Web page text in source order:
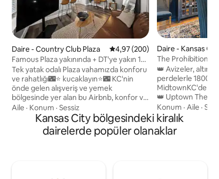
Daire - Country Club Plaza 5 üzerinden ortalama 4,97
4,97 (200)
Famous Plaza yakınında + DT'ye yakın 1
yatak odalı daire, mutfak + çalışma alanı
Tek yatak odalı Plaza vahamızda konforu
ve rahatlığı🌃⭐ kucaklayın⭐🌃 KC'nin
önde gelen alışveriş ve yemek
bölgesinde yer alan bu Airbnb, konfor ve
tarz sunuyor. Plaza'nın ünlü
mağazalarına🍝, restoranlarına ve
eğlence seçeneklerine kısa bir
yürüyüşün keyfini çıkarın👨‍🎤 ya da
Aile · Konum · Sessiz
Daire - Kansas
The Prohibition -
Midtown Stunner
👑 Avizeler, altın
perdelerle
MidtownKC'deki
👑 Uptown
tramvay
Westport ve KC
gece hayatına
2 king yatak
Konum ·Aile ·
Kansas City bölgesindeki kiralık
dairelerde popüler olanaklar